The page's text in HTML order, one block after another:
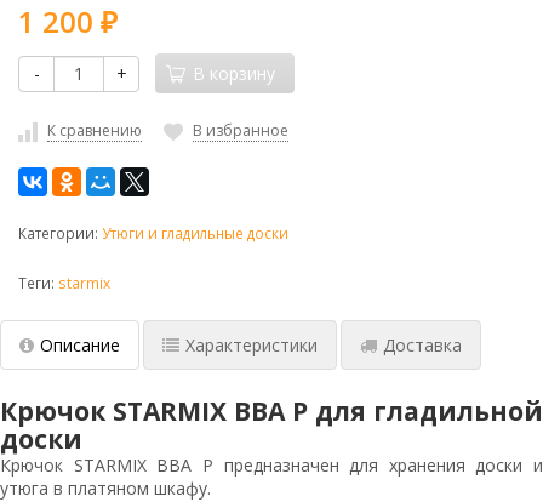
1 200 ₽
- + В корзину
К сравнению В избранное
Категории: Утюги и гладильные доски
Теги: starmix
Описание Характеристики Доставка
Крючок STARMIX BBA P для гладильной
доски
Крючок STARMIX BBA P предназначен для хранения доски и
утюга в платяном шкафу.